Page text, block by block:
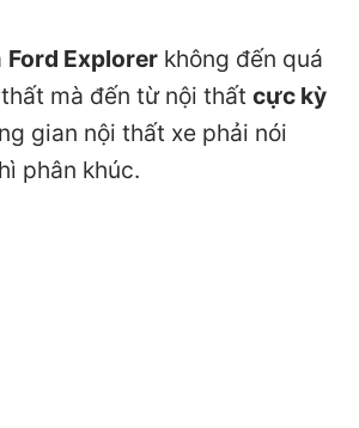
Ford Explorer không đến quá
mà đến từ nội thất cực kỳ
gian nội thất xe phải nói
phân khúc.